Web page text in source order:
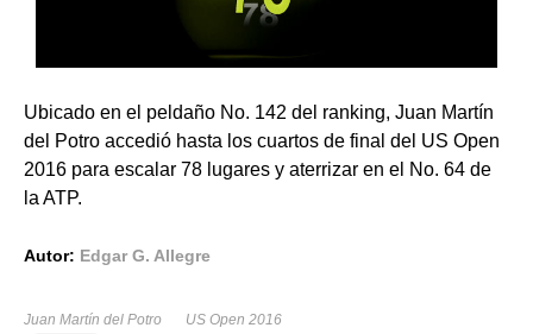
Ubicado en el peldaño No. 142 del ranking, Juan Martín
del Potro accedió hasta los cuartos de final del US Open
2016 para escalar 78 lugares y aterrizar en el No. 64 de
la ATP.
Autor: Edgar G. Allegre
Juan Martín del Potro US Open 2016